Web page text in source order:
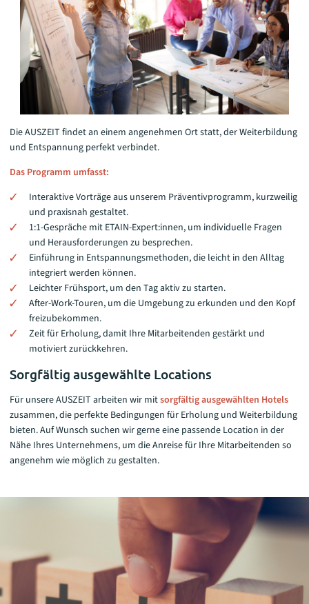
Die AUSZEIT findet an einem angenehmen Ort statt, der Weiterbildung
und Entspannung perfekt verbindet.
Das Programm umfasst:
Interaktive Vorträge aus unserem Präventivprogramm, kurzweilig
und praxisnah gestaltet.
1:1-Gespräche mit ETAIN-Expert:innen, um individuelle Fragen
und Herausforderungen zu besprechen.
Einführung in Entspannungsmethoden, die leicht in den Alltag
integriert werden können.
Leichter Frühsport, um den Tag aktiv zu starten.
After-Work-Touren, um die Umgebung zu erkunden und den Kopf
freizubekommen.
Zeit für Erholung, damit Ihre Mitarbeitenden gestärkt und
motiviert zurückkehren.
Sorgfältig ausgewählte Locations
Für unsere AUSZEIT arbeiten wir mitsorgfältig ausgewählten Hotels
zusammen, die perfekte Bedingungen für Erholung und Weiterbildung
bieten. Auf Wunsch suchen wir gerne eine passende Location in der
Nähe Ihres Unternehmens, um die Anreise für Ihre Mitarbeitenden so
angenehm wie möglich zu gestalten.